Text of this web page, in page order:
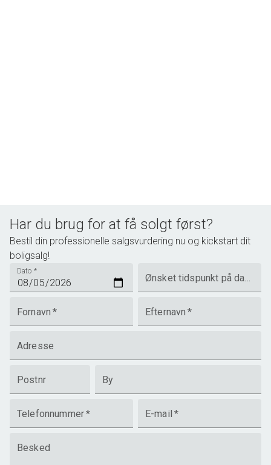
Har du brug for at få solgt først?
Bestil din professionelle salgsvurdering nu og kickstart dit
boligsalg!
Dato *
Ønsket tidspunkt på dagen
Fornavn * Efternavn *
Adresse
Postnr By
Telefonnummer* E-mail *
Besked